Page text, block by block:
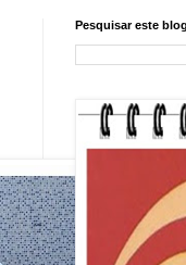
Pesquisar este blog